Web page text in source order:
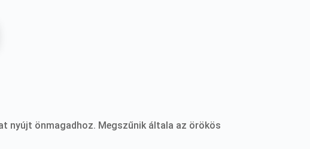
nyújt önmagadhoz. Megszűnik általa az örökös